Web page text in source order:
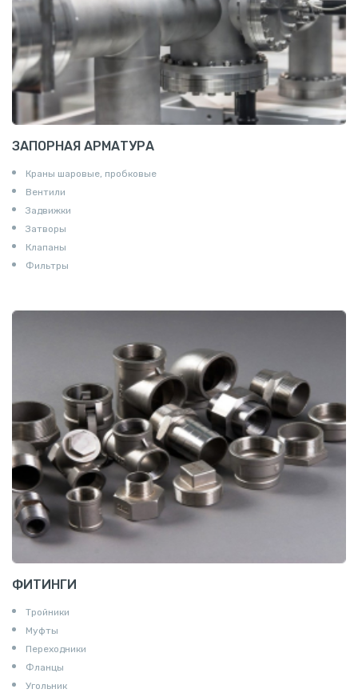
ЗАПОРНАЯ АРМАТУРА
Краны шаровые, пробковые
Вентили
Задвижки
Затворы
Клапаны
Фильтры
ФИТИНГИ
Тройники
Муфты
Переходники
Фланцы
Угольник